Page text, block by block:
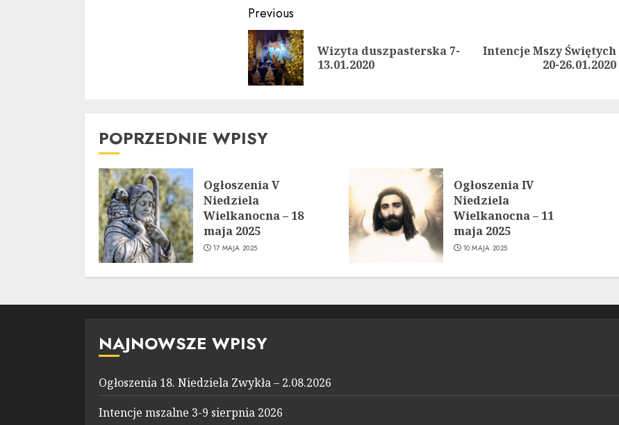
Continue
Reading
Previous
Previous
Wizyta duszpasterska 7-
13.01.2020
Next
Intencje Mszy Świętych
20-26.01.2020
POPRZEDNIE WPISY
Ogłoszenia V
Niedziela
Wielkanocna – 18
maja 2025
17 MAJA 2025
Ogłoszenia IV
Niedziela
Wielkanocna – 11
maja 2025
10 MAJA 2025
NAJNOWSZE WPISY
Ogłoszenia 18. Niedziela Zwykła – 2.08.2026
Intencje mszalne 3-9 sierpnia 2026